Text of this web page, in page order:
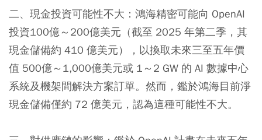
二、現金投資可能性不大： 鴻海精密可能向 OpenAI
投資100億～200億美元（截至 2025 年第二季，其
現金儲備約 410 億美元），以換取未來三至五年價
值 500億～1,000億美元或 1～2 GW 的 AI 數據中心
系統及機架間解決方案訂單。然而，鑑於鴻海目前淨
現金儲備僅約 72 億美元，認為這種可能性不大。